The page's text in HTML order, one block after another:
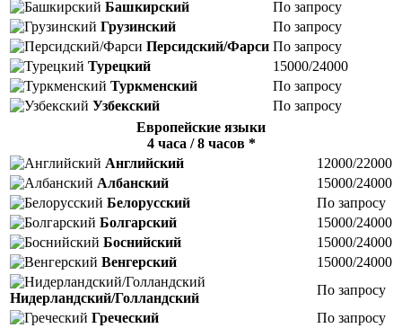
Башкирский
По запросу
Грузинский
По запросу
Персидский/Фарси По запросу
Турецкий
15000/24000
Туркменский
По запросу
Узбекский
По запросу
Европейские языки
4 часа / 8 часов *
Английский
12000/22000
Албанский
15000/24000
Белорусский
По запросу
Болгарский
15000/24000
Боснийский
15000/24000
Венгерский
15000/24000
Нидерландский/Голландский
По запросу
Греческий
По запросу